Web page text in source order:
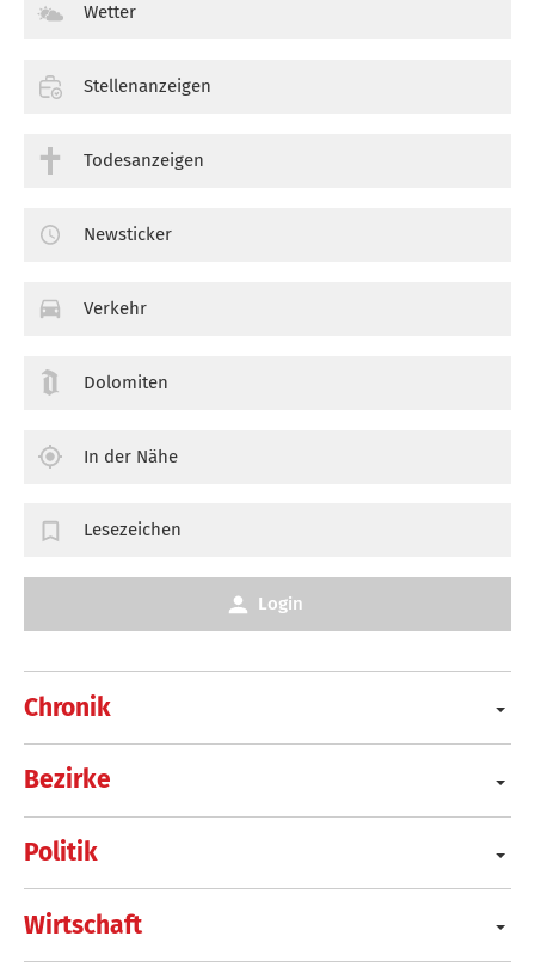
Chronik
Bezirke
Politik
Wirtschaft
Wetter
Stellenanzeigen
Todesanzeigen
Newsticker
Verkehr
Dolomiten
In der Nähe
Lesezeichen
Login